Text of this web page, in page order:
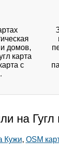
и домов,
карта
с
на Гугл
Кужи, OSM